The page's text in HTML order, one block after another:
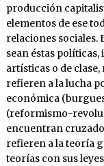
producción
elementos de ese
relaciones sociales.
sean éstas
artísticas o de
refieren a la lucha
económica
(reformismo-
encuentran
refieren a la teoría
teorías con sus